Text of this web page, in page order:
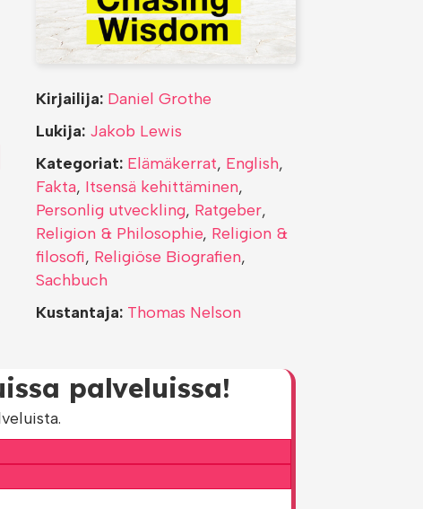
Kirjailija: Daniel Grothe
Lukija: Jakob Lewis
Kategoriat: Elämäkerrat, English,
Fakta, Itsensä kehittäminen,
Personlig utveckling, Ratgeber,
Religion & Philosophie, Religion &
filosofi, Religiöse Biografien,
Sachbuch
Kustantaja: Thomas Nelson
palveluissa!